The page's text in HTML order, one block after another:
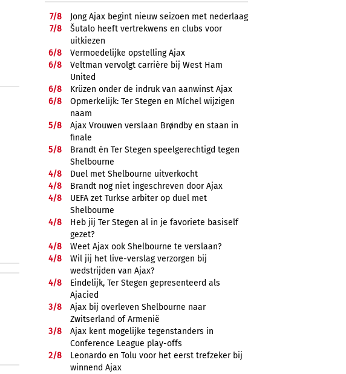
7/8
Jong Ajax begint nieuw seizoen met nederlaag
7/8
Šutalo heeft vertrekwens en clubs voor
uitkiezen
6/8
Vermoedelijke opstelling Ajax
6/8
Veltman vervolgt carrière bij West Ham
United
6/8
Krüzen onder de indruk van aanwinst Ajax
6/8
Opmerkelijk: Ter Stegen en Míchel wijzigen
naam
5/8
Ajax Vrouwen verslaan Brøndby en staan in
finale
5/8
Brandt én Ter Stegen speelgerechtigd tegen
Shelbourne
4/8
Duel met Shelbourne uitverkocht
4/8
Brandt nog niet ingeschreven door Ajax
4/8
UEFA zet Turkse arbiter op duel met
Shelbourne
4/8
Heb jij Ter Stegen al in je favoriete basiself
gezet?
4/8
Weet Ajax ook Shelbourne te verslaan?
4/8
Wil jij het live-verslag verzorgen bij
wedstrijden van Ajax?
4/8
Eindelijk, Ter Stegen gepresenteerd als
Ajacied
3/8
Ajax bij overleven Shelbourne naar
Zwitserland of Armenië
3/8
Ajax kent mogelijke tegenstanders in
Conference League play-offs
2/8
Leonardo en Tolu voor het eerst trefzeker bij
winnend Ajax